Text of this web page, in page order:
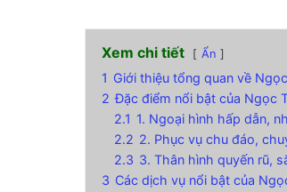
Xem chi tiết Ẩn
1 Giới thiệu tổng quan về
2 Đặc điểm nổi bật của Ngọc
2.1 1. Ngoại hình hấp dẫn,
2.2 2. Phục vụ chu đáo,
2.3 3. Thân hình quyến rũ,
3 Các dịch vụ nổi bật của